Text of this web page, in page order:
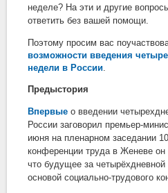
неделе? На эти и другие
ответить без вашей помощи.
Поэтому просим вас
возможности введения
недели в России
Предыстория
Впервые о введении
России заговорил премьер-
июня на пленарном заседании
конференции труда в Женеве он
что будущее за
основой социально-трудового